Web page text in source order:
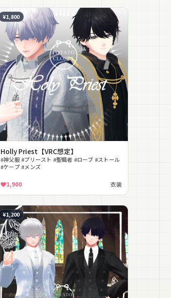
¥1,800
Holly Priest【VRC想定】
#神父服 #プリースト #聖職者 #ローブ #ストール
#ケープ #メンズ
1,900 衣装
¥1,200